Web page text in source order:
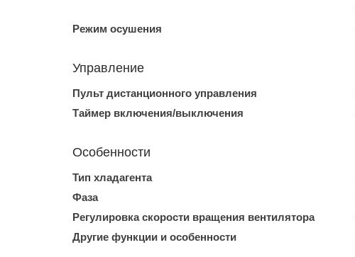
Режим осушения
Управление
Пульт дистанционного управления
Таймер включения/выключения
Особенности
Тип хладагента
Фаза
Регулировка скорости вращения вентилятора
Другие функции и особенности